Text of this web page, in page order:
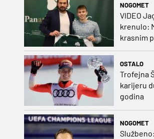
NOGOMET
VIDEO
krenulo:
krasnim
OSTALO
Trofejna
karijeru
godina
NOGOMET